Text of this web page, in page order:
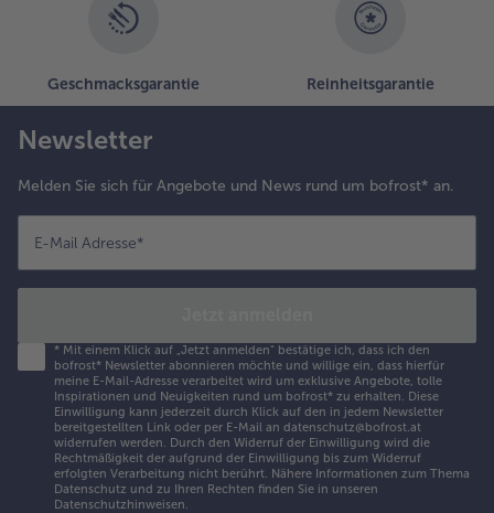
Geschmacksgarantie Reinheitsgarantie
Newsletter
Melden Sie sich für Angebote und News rund um bofrost* an.
E-Mail Adresse*
* Mit einem Klick auf „Jetzt anmelden" bestätige ich, dass ich den
bofrost* Newsletter abonnieren möchte und willige ein, dass hierfür
meine E-Mail-Adresse verarbeitet wird um exklusive Angebote, tolle
Inspirationen und Neuigkeiten rund um bofrost* zu erhalten. Diese
Einwilligung kann jederzeit durch Klick auf den in jedem Newsletter
bereitgestellten Link oder per E-Mail an datenschutz@bofrost.at
widerrufen werden. Durch den Widerruf der Einwilligung wird die
Rechtmäßigkeit der aufgrund der Einwilligung bis zum Widerruf
erfolgten Verarbeitung nicht berührt. Nähere Informationen zum Thema
Datenschutz und zu Ihren Rechten finden Sie in unseren
Datenschutzhinweisen.